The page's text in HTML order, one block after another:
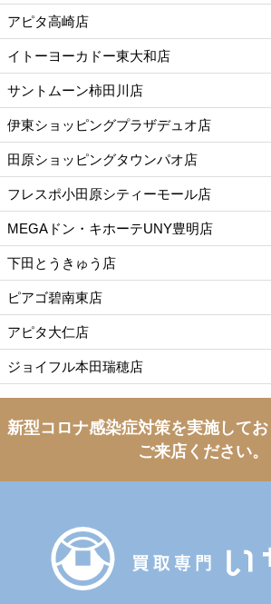
アピタ高崎店
イトーヨーカドー東大和店
サントムーン柿田川店
伊東ショッピングプラザデュオ店
田原ショッピングタウンパオ店
フレスポ小田原シティーモール店
MEGAドン・キホーテUNY豊明店
下田とうきゅう店
ピアゴ碧南東店
アピタ大仁店
ジョイフル本田瑞穂店
新型コロナ感染症対策を実施してお
ご来店ください。